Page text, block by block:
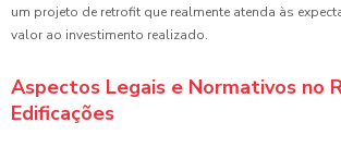
um projeto de retrofit que realmente atenda às
valor ao investimento realizado.
Aspectos Legais e Normativos no
Edificações